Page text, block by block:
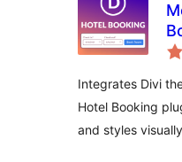
Integrates Divi
Hotel Booking
and styles